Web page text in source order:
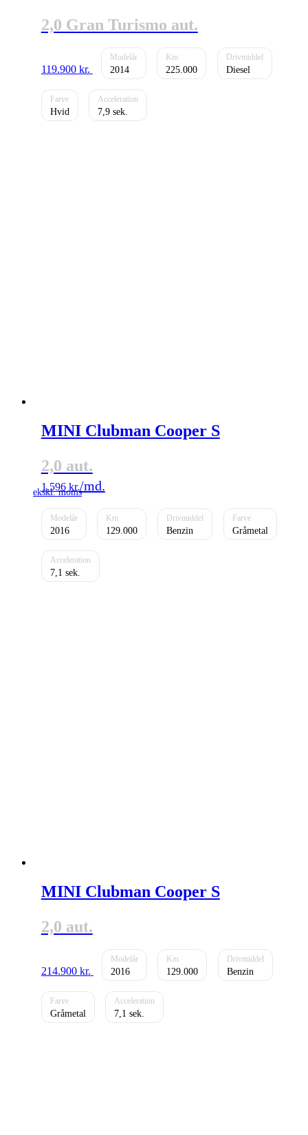
2,0 Gran Turismo aut.
119.900 kr. 2014 225.000 Diesel
Hvid 7,9
MINI Clubman Cooper S
2,0 aut.
1.596 kr.
2016 129.000 Benzin Gråmetal
7,1
MINI Clubman Cooper S
2,0 aut.
214.900 kr. 2016 129.000 Benzin
Gråmetal 7,1